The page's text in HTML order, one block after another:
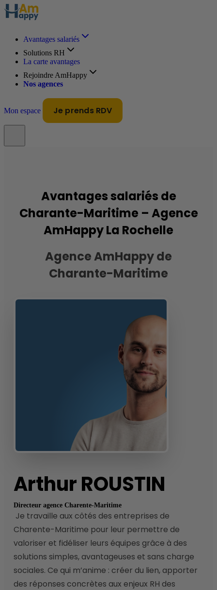
Avantages salariés
Solutions RH
La carte avantages
Rejoindre AmHappy
Nos agences
Mon espace Je prends RDV
Avantages salariés de
Charante-Maritime – Agence
AmHappy La Rochelle
Agence AmHappy de
Charante-Maritime
ArthurROUSTIN
Directeur agence Charente-Maritime
Charente-Maritime pour leur permettre de
valoriser et fidéliser leurs équipes grâce à des
solutions simples, avantageuses et sans charge
sociales. Ce qui m’anime : créer du lien, apporter
des réponses concrètes aux enjeux RH des